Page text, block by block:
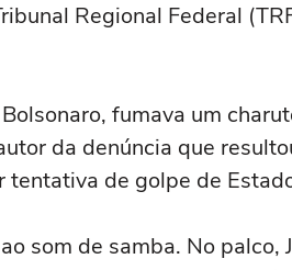
Regional Federal
fumava um
da denúncia que
tentativa de golpe de
som de samba. No palco,